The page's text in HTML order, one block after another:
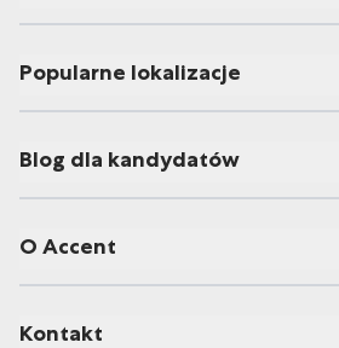
Popularne lokalizacje
Blog dla kandydatów
O Accent
Kontakt